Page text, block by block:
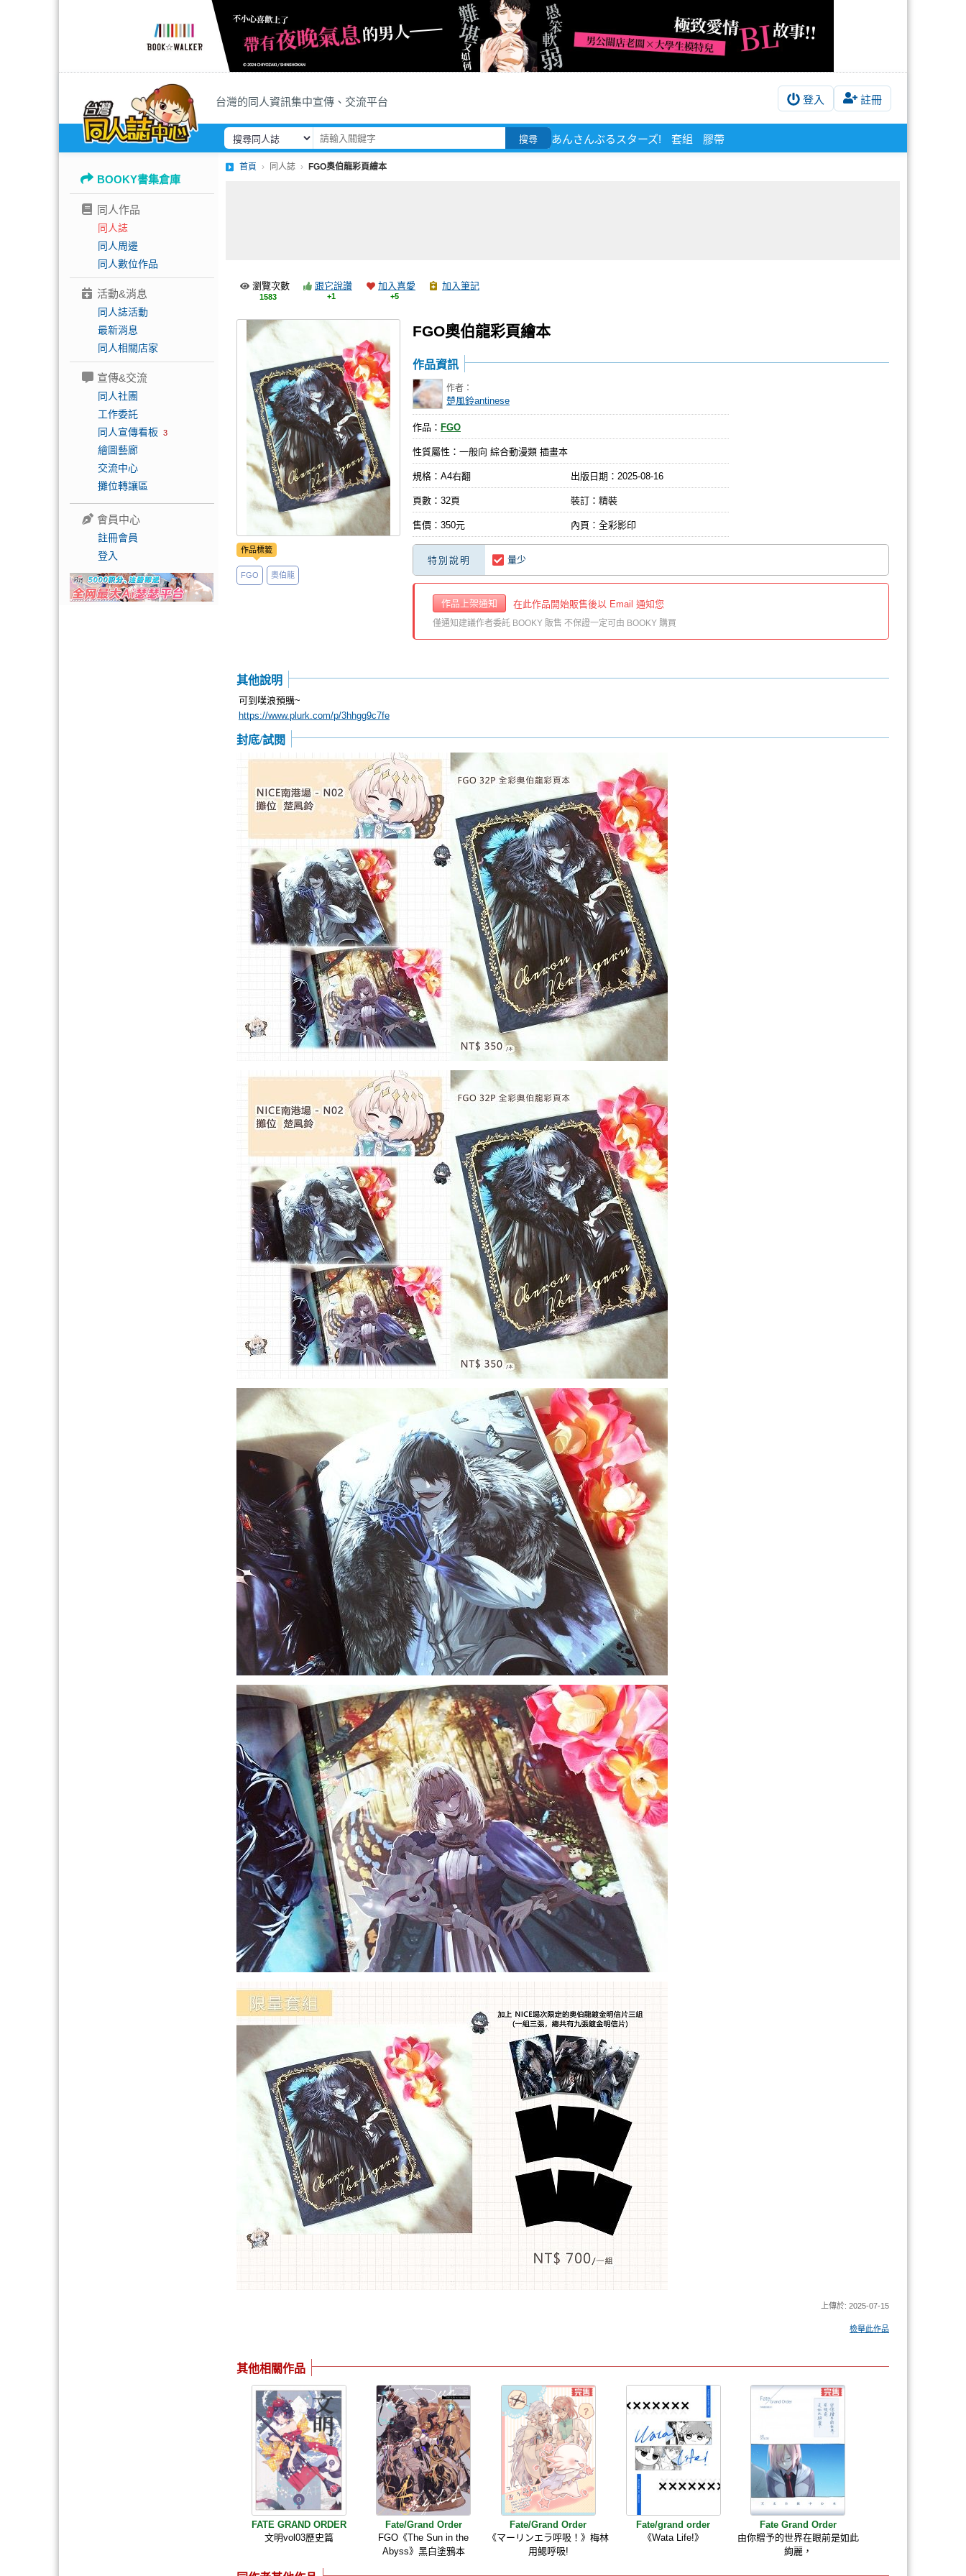
台灣的同人資訊集中宣傳、交流平台 登入 註冊
搜尋 あんさんぶるスターズ! 套組 膠帶
BOOKY書集倉庫
同人作品
同人誌
同人周邊
同人數位作品
活動&消息
同人誌活動
最新消息
同人相關店家
宣傳&交流
同人社團
工作委託
同人宣傳看板 3
繪圖藝廊
交流中心
攤位轉讓區
會員中心
註冊會員
登入
首頁 同人誌 FGO奧伯龍彩頁繪本
瀏覽次數
1583
跟它說讚
+1
加入喜愛
+5
加入筆記
FGO奧伯龍彩頁繪本
作品標籤
FGO 奧伯龍
作品資訊
作者：
楚風鈴antinese
作品： FGO
性質屬性：一般向 綜合動漫類 插畫本
規格：A4右翻 出版日期： 2025-08-16
頁數：32頁 裝訂：精裝
售價：350元 內頁：全彩影印
特別說明 量少
作品上架通知 在此作品開始販售後以 Email 通知您
僅通知建議作者委託 BOOKY 販售 不保證一定可由 BOOKY 購買
其他說明
可到噗浪預購~
https://www.plurk.com/p/3hhgg9c7fe
封底/試閱
上傳於: 2025-07-15
檢舉此作品
其他相關作品
FATE GRAND ORDER
文明vol03歷史篇
Fate/Grand Order
FGO《The Sun in the
Abyss》黑白塗鴉本
Fate/Grand Order
《マーリンエラ呼吸！》梅林
用鰓呼吸!
Fate/grand order
《Wata Life!》
Fate Grand Order
由你贈予的世界在眼前是如此
絢麗，